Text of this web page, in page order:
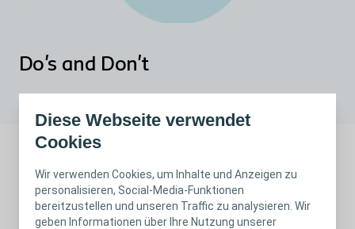
Diese Webseite verwendet
Cookies
Wir verwenden Cookies, um Inhalte und Anzeigen zu
personalisieren, Social-Media-Funktionen
bereitzustellen und unseren Traffic zu analysieren. Wir
geben Informationen über Ihre Nutzung unserer
Do's and Don't
Get a quick overview of what you should and should not do
when it comes to diagnosing and treating UTIs.